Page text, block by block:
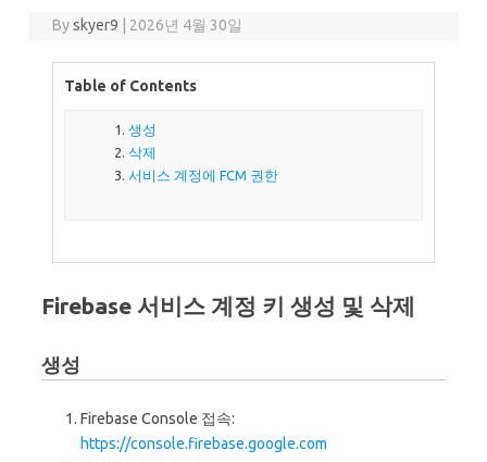
Byskyer9 2026년 4월 30일
Table of Contents
생성
삭제
서비스 계정에 FCM 권한
Firebase 서비스 계정 키 생성 및 삭제
생성
Firebase Console 접속:
https://console.firebase.google.com